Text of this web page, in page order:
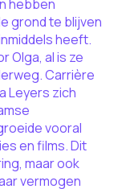
hebben
grond te blijven
heeft.
Olga, al is ze
Carrière
Leyers zich
vooral
en films. Dit
maar ook
vermogen